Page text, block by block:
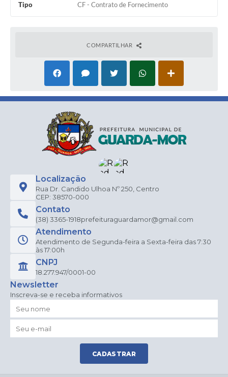
Tipo CF - Contrato de Fornecimento
COMPARTILHAR
Localização
Rua Dr. Candido Ulhoa Nº 250, Centro
CEP: 38570-000
Contato
(38) 3365-1918prefeituraguardamor@gmail.com
Atendimento
Atendimento de Segunda-feira a Sexta-feira das 7:30
às 17:00h
CNPJ
18.277.947/0001-00
Newsletter
Inscreva-se e receba informativos
CADASTRAR